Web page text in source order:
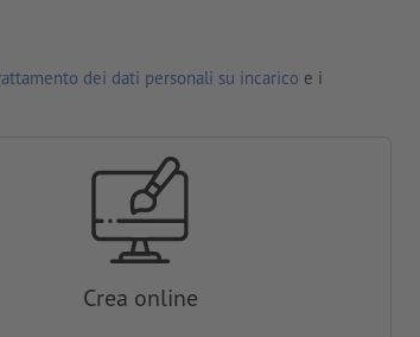
dei dati personali su incarico e i
Crea online